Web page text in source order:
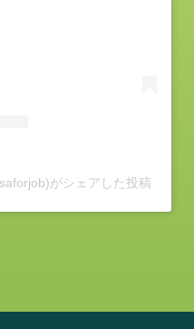
がシェアした投稿